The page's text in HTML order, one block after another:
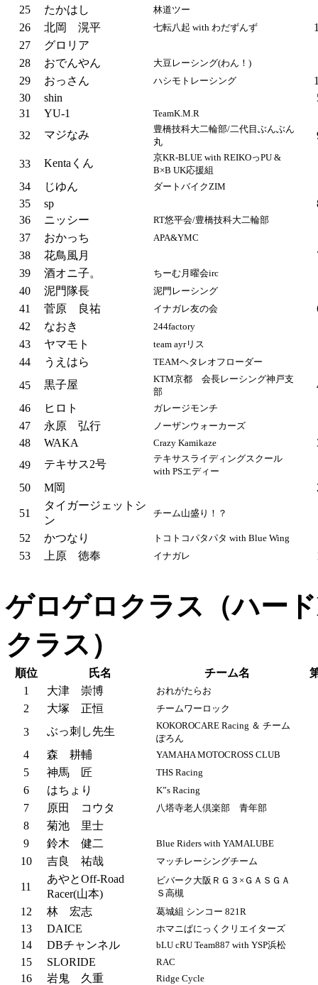
25
たかはし 林道ツー
26 北岡 滉平 七転八起 with わだずんず
27
グロリア
28
おでんやん 大豆レーシング(わん！)
29 おっさん ハシモトレーシング
30
shin
31
YU-1 TeamK.M.R
32 マジなみ
豊橋技科大二輪部/二代目ぶんぶん
丸
33 Kentaくん
京KR-BLUE with REIKOっPU &
B×B UK応援組
34 じゆん ダートバイクZIM
35 sp
36
ニッシー RT悠平会/豊橋技科大二輪部
37 おかっち APA&YMC
38 花鳥風月
39
酒オニ子。 ちーむ月曜会irc
40 泥門隊長 泥門レーシング
41 菅原 良祐 イナガレ友の会
42
なおき 244factory
43 ヤマモト team ayrリス
44 うえはら TEAMヘタレオフローダー
45 黒子屋
KTM京都 会長レーシング神戸支
部
46
ヒロト ガレージモンチ
47 永原 弘行 ノーザンウォーカーズ
48 WAKA Crazy Kamikaze
49
テキサス2号
テキサスライディングスクール
with PSエディー
50 M岡
51
タイガージェットシ
ン
チーム山盛り！？
52 かつなり トコトコパタパタ with Blue Wing
53 上原 徳奉 イナガレ
ゲロゲロクラス（ハー
クラス）
順位 氏名 チーム名
1
大津 崇博 おれがたらお
2
大塚 正恒 チームワーロック
3 ぶっ刺し先生
KOKOROCARE Racing ＆ チーム
ぽろん
4
森 耕輔 YAMAHA MOTOCROSS CLUB
5
神馬 匠 THS Racing
6 はちょり K”s Racing
7 原田 コウタ 八塔寺老人倶楽部 青年部
8
菊池 里士
9
鈴木 健二 Blue Riders with YAMALUBE
10
吉良 祐哉 マッチレーシングチーム
11
あやとOff-Road
Racer(山本)
ビバーク大阪ＲＧ３×ＧＡＳＧＡ
Ｓ高槻
12 林 宏志 葛城組 シンコー 821R
13 DAICE ホマニぱにっくクリエイターズ
14 DBチャンネル bLU cRU Team887 with YSP浜松
15 SLORIDE RAC
16 岩鬼 久重 Ridge Cycle